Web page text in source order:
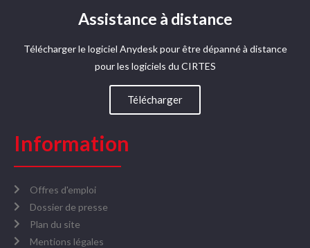
Assistance à distance
Télécharger le logiciel Anydesk pour être dépanné à distance
pour les logiciels du CIRTES​
Télécharger
Information
Offres d'emploi
Dossier de presse
Plan du site
Mentions légales